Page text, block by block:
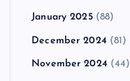
January 2025(88)
December 2024 (81)
November 2024 (44)